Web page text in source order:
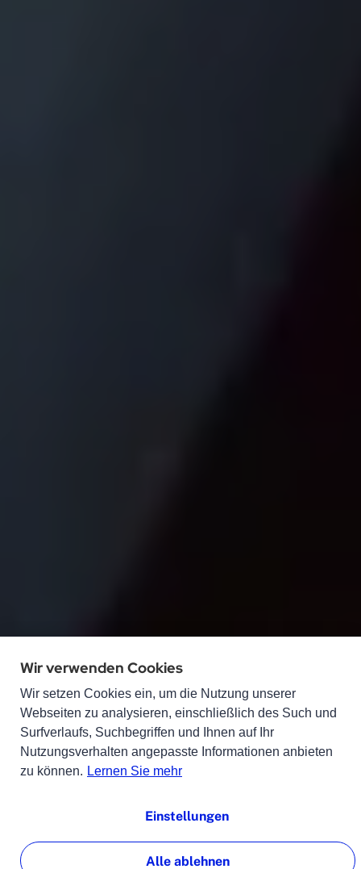
Wir verwenden Cookies
Wir setzen Cookies ein, um die Nutzung unserer
Webseiten zu analysieren, einschließlich des Such und
Surfverlaufs, Suchbegriffen und Ihnen auf Ihr
Nutzungsverhalten angepasste Informationen anbieten
zu können. Lernen Sie mehr
Einstellungen
Alle ablehnen